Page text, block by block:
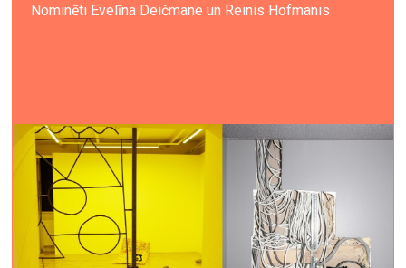
Nominēti Evelīna Deičmane un Reinis Hofmanis